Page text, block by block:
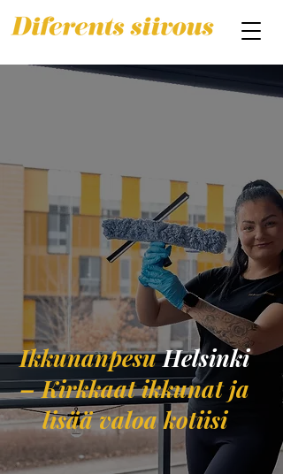
IkkunanpesuHelsinki
– Kirkkaat ikkunat ja
lisää valoa kotiisi